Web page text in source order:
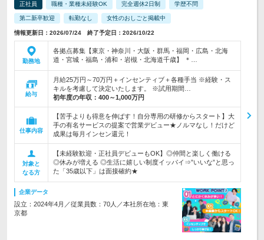
正社員 職種・業種未経験OK 完全週休2日制 学歴不問
第二新卒歓迎 転勤なし 女性のおしごと掲載中
情報更新日：2026/07/24 終了予定日：2026/10/22
勤務地
各拠点募集【東京・神奈川・大阪・群馬・福岡・広島・北海
道・宮城・福島・浦和・岩槻・北海道千歳】 ＊…
給与
月給25万円～70万円＋インセンティブ＋各種手当 ※経験・ス
キルを考慮して決定いたします。 ※試用期間…
初年度の年収： 400～1,000万円
仕事内容
【苦手よりも得意を伸ばす！自分専用の研修からスタート】大
手の有名サービスの提案で営業デビュー★ノルマなし！だけど
成果は毎月インセン還元！
対象と
なる方
【未経験歓迎・正社員デビューもOK】◎仲間と楽しく働ける
◎休みが増える ◎生活に嬉しい制度イッパイ⇒”いいな”と思っ
た「35歳以下」は面接確約★
企業データ
設立：2024年4月／従業員数：70人／本社所在地：東
京都